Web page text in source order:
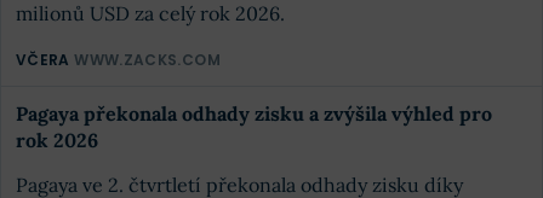
milionů USD za celý rok 2026.
VČERA WWW.ZACKS.COM
Pagaya překonala odhady zisku a zvýšila výhled pro
rok 2026
Pagaya ve 2. čtvrtletí překonala odhady zisku díky